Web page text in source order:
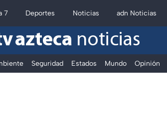
7 Deportes Noticias adn Noticias
azteca noticias
Seguridad Estados Mundo Opinión